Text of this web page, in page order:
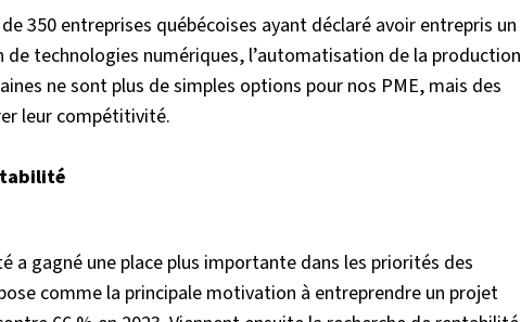
350 entreprises québécoises ayant déclaré avoir entrepris un
technologies numériques, l’automatisation de la production
ne sont plus de simples options pour nos PME, mais des
leur compétitivité.
a gagné une place plus importante dans les priorités des
comme la principale motivation à entreprendre un projet